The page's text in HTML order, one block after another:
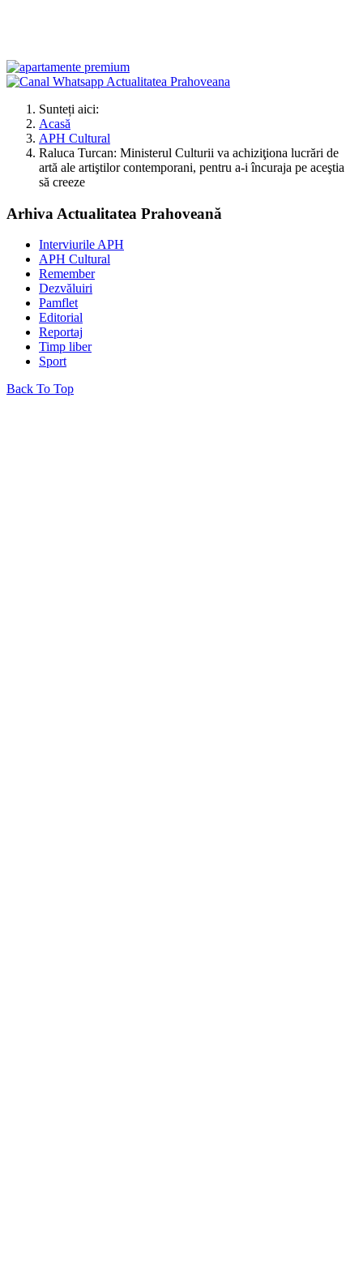
Sunteți aici:
Acasă
APH Cultural
Raluca Turcan: Ministerul Culturii va achiziţiona lucrări de
artă ale artiştilor contemporani, pentru a-i încuraja pe aceştia
să creeze
Arhiva Actualitatea Prahoveană
Interviurile APH
APH Cultural
Remember
Dezvăluiri
Pamflet
Editorial
Reportaj
Timp liber
Sport
Back To Top